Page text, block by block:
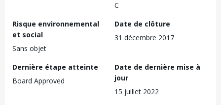
C
Risque environnemental
et social
Sans objet
Date de clôture
31 décembre 2017
Dernière étape atteinte
Board Approved
Date de dernière mise à
jour
15 juillet 2022